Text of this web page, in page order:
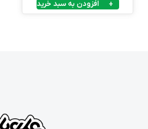
افزودن به سبد خرید